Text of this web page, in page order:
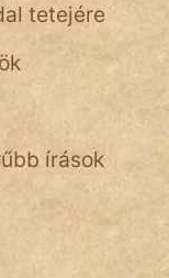
tetejére
írások